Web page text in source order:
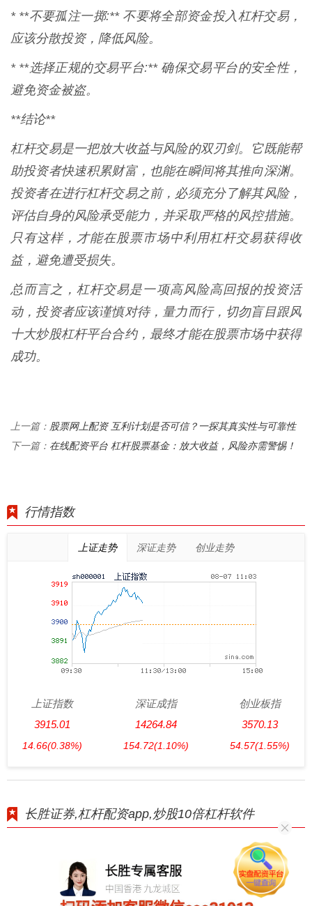
* **不要孤注一掷:** 不要将全部资金投入杠杆交易，
应该分散投资，降低风险。
* **选择正规的交易平台:** 确保交易平台的安全性，
避免资金被盗。
**结论**
杠杆交易是一把放大收益与风险的双刃剑。它既能帮
助投资者快速积累财富，也能在瞬间将其推向深渊。
投资者在进行杠杆交易之前，必须充分了解其风险，
评估自身的风险承受能力，并采取严格的风控措施。
只有这样，才能在股票市场中利用杠杆交易获得收
益，避免遭受损失。
总而言之，杠杆交易是一项高风险高回报的投资活
动，投资者应该谨慎对待，量力而行，切勿盲目跟风
十大炒股杠杆平台合约，最终才能在股票市场中获得
成功。
上一篇： 股票网上配资 互利计划是否可信？一探其真实性与可靠性
下一篇： 在线配资平台 杠杆股票基金：放大收益，风险亦需警惕！
行情指数
上证走势 深证走势 创业走势
上证指数
3915.01
14.66(0.38%)
深证成指
14264.84
154.72(1.10%)
创业板指
3570.13
54.57(1.55%)
长胜证券,杠杆配资app,炒股10倍杠杆软件